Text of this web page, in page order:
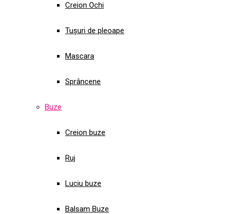
Creion Ochi
Tușuri de pleoape
Mascara
Sprâncene
Buze
Creion buze
Ruj
Luciu buze
Balsam Buze